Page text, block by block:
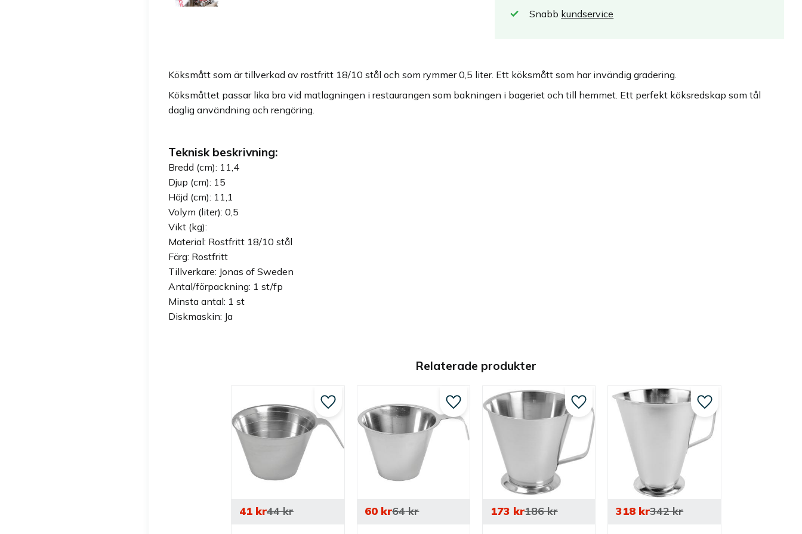
Snabb kundservice
Köksmått som är tillverkad av rostfritt 18/10 stål och som rymmer 0,5 liter. Ett köksmått som har invändig gradering.
Köksmåttet passar lika bra vid matlagningen i restaurangen som bakningen i bageriet och till hemmet. Ett perfekt köksredskap som tål
daglig användning och rengöring.
Teknisk beskrivning:
Bredd (cm): 11,4
Djup (cm): 15
Höjd (cm): 11,1
Volym (liter): 0,5
Vikt (kg):
Material: Rostfritt 18/10 stål
Färg: Rostfritt
Tillverkare: Jonas of Sweden
Antal/förpackning: 1 st/fp
Minsta antal: 1 st
Diskmaskin: Ja
Relaterade produkter
41 kr44kr
Lägg till i favoriter
60 kr64kr
Lägg till i favoriter
173 kr186kr
Lägg till i favoriter
318 kr342kr
Lägg till i favoriter